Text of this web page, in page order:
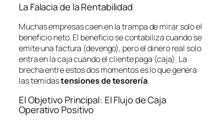
La Falacia de la Rentabilidad
Muchas empresas caen en la trampa de mirar solo el
beneficio neto. El beneficio se contabiliza cuando se
emite una factura (devengo), pero el dinero real solo
entra en la caja cuando el cliente paga (caja). La
brecha entre estos dos momentos es lo que genera
las temidastensiones de tesorería.
El Objetivo Principal: El Flujo de Caja
Operativo Positivo